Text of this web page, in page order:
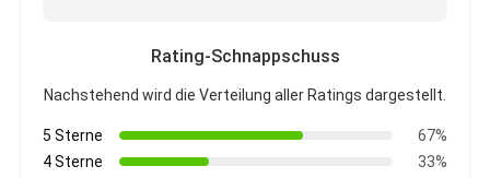
Rating-Schnappschuss
Nachstehend wird die Verteilung aller Ratings dargestellt.
5 Sterne
67%
4 Sterne
33%